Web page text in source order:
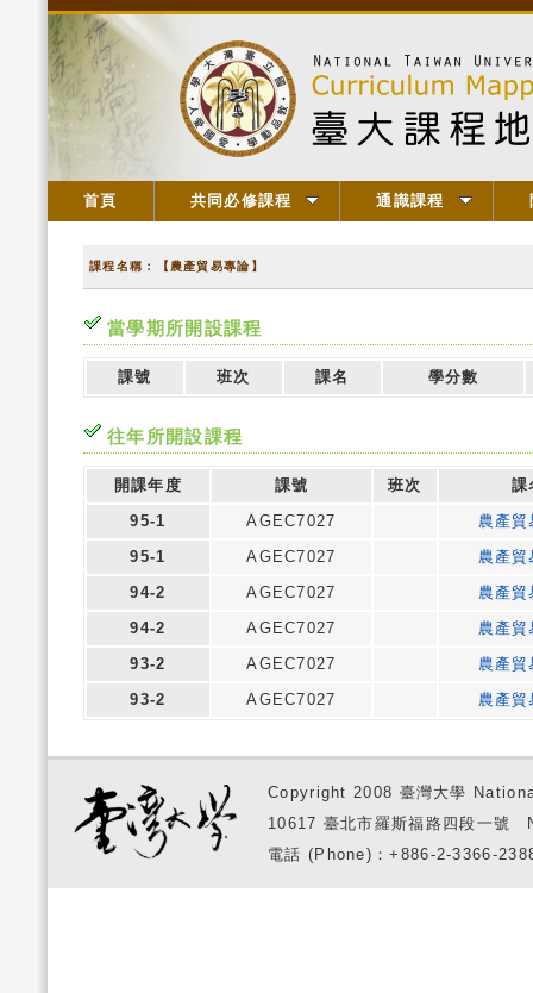
首頁 共同必修課程 通識課程
課程名稱：【農產貿易專論】
當學期所開設課程
課號 班次 課名 學分數
往年所開設課程
開課年度 課號 班次
課
95-1
AGEC7027
農產
95-1
AGEC7027
農產
94-2
AGEC7027
農產
94-2
AGEC7027
農產
93-2
AGEC7027
農產
93-2
AGEC7027 農產
Copyright 2008 臺灣大學
10617 臺北市羅斯福路四段一
電話 (Phone)：+886-2-3366-